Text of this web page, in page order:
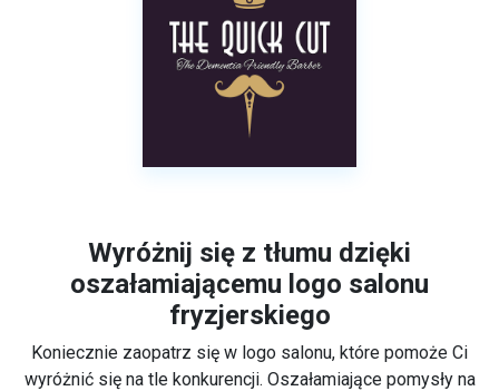
Wyróżnij się z tłumu dzięki
oszałamiającemu logo salonu
fryzjerskiego
Koniecznie zaopatrz się w logo salonu, które pomoże Ci
wyróżnić się na tle konkurencji. Oszałamiające pomysły na